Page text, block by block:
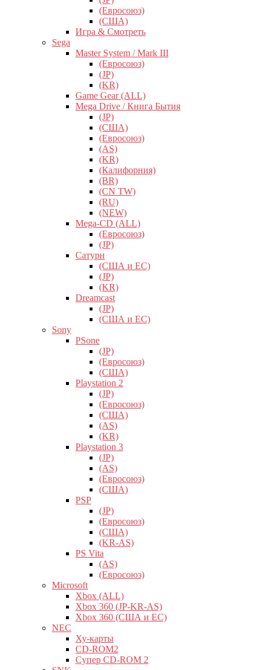
(Евросоюз)
(США)
Игра & Смотреть
Sega
Master System / Mark III
(Евросоюз)
(JP)
(KR)
Game Gear (ALL)
Mega Drive / Книга Бытия
(JP)
(США)
(Евросоюз)
(AS)
(KR)
(Калифорния)
(BR)
(CN TW)
(RU)
(NEW)
Mega-CD (ALL)
(Евросоюз)
(JP)
Сатурн
(США и ЕС)
(JP)
(KR)
Dreamcast
(JP)
(США и ЕС)
Sony
PSone
(JP)
(Евросоюз)
(США)
Playstation 2
(JP)
(Евросоюз)
(США)
(AS)
(KR)
Playstation 3
(JP)
(AS)
(Евросоюз)
(США)
PSP
(JP)
(Евросоюз)
(США)
(KR-AS)
PS Vita
(AS)
(Евросоюз)
Microsoft
Xbox (ALL)
Xbox 360 (JP-KR-AS)
Xbox 360 (США и ЕС)
NEC
Ху-карты
CD-ROM2
Супер CD-ROM 2